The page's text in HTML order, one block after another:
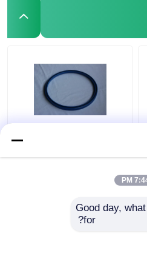
المقاومة المذيبات
7:44
Good day,
for?